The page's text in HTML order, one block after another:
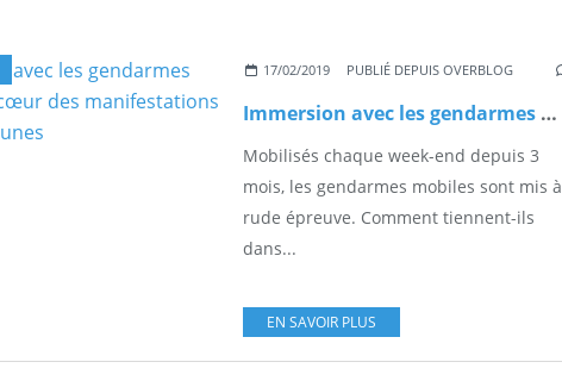
17/02/2019 PUBLIÉ DEPUIS OVERBLOG
Immersion avec les gendarmes mobiles au cœur des manifestations des Gilets jaunes
Mobilisés chaque week-end depuis 3
mois, les gendarmes mobiles sont mis à
rude épreuve. Comment tiennent-ils
dans...
EN SAVOIR PLUS